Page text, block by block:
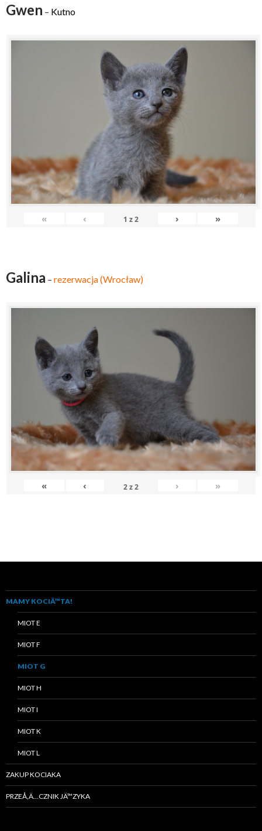
Gwen – Kutno
« ‹ 1 z2 › »
Galina – rezerwacja (Wrocław)
« ‹ 2z2 › »
MAMY KOCIÄ™TA!
MIOT E
MIOT F
MIOT G
MIOT H
MIOT I
MIOT K
MIOT L
ZAKUP KOCIAKA
PRZEÅ‚Ä…CZNIK JÄ™ZYKA